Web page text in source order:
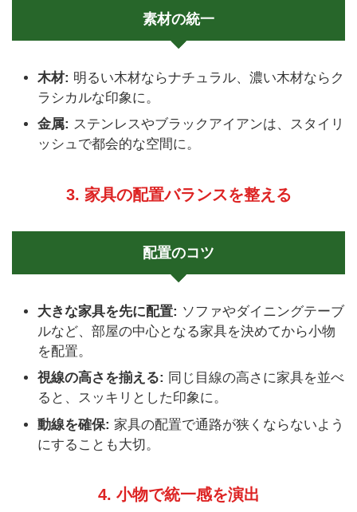
素材の統一
木材: 明るい木材ならナチュラル、濃い木材ならク
ラシカルな印象に。
金属: ステンレスやブラックアイアンは、スタイリ
ッシュで都会的な空間に。
3. 家具の配置バランスを整える
配置のコツ
大きな家具を先に配置: ソファやダイニングテーブ
ルなど、部屋の中心となる家具を決めてから小物
を配置。
視線の高さを揃える: 同じ目線の高さに家具を並べ
ると、スッキリとした印象に。
動線を確保: 家具の配置で通路が狭くならないよう
にすることも大切。
4. 小物で統一感を演出